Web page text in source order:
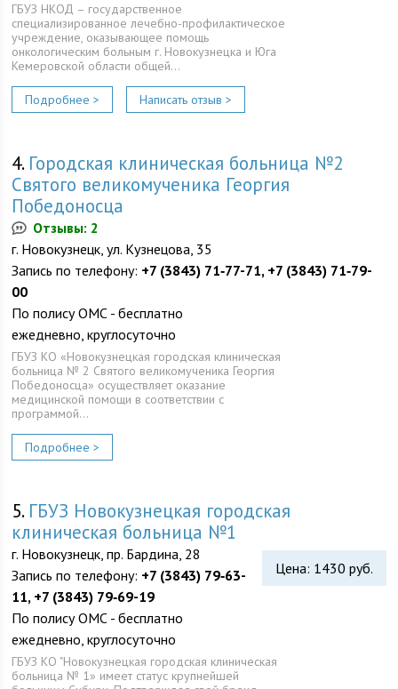
ГБУЗ НКОД – государственное
специализированное лечебно-профилактическое
учреждение, оказывающее помощь
онкологическим больным г. Новокузнецка и Юга
Кемеровской области общей…
Подробнее > Написать отзыв >
4. Городская клиническая больница №2
Святого великомученика Георгия
Победоносца
Отзывы: 2
г. Новокузнецк, ул. Кузнецова, 35
Запись по телефону: +7 (3843) 71‑77-71, +7 (3843) 71‑79-
00
По полису ОМС - бесплатно
ежедневно, круглосуточно
ГБУЗ КО «Новокузнецкая городская клиническая
больница № 2 Святого великомученика Георгия
Победоносца» осуществляет оказание
медицинской помощи в соответствии с
программой…
Подробнее >
5. ГБУЗ Новокузнецкая городская
клиническая больница №1
Цена: 1430 руб.
г. Новокузнецк, пр. Бардина, 28
Запись по телефону: +7 (3843) 79‑63-
11, +7 (3843) 79‑69-19
По полису ОМС - бесплатно
ежедневно, круглосуточно
ГБУЗ КО "Новокузнецкая городская клиническая
больница № 1» имеет статус крупнейшей